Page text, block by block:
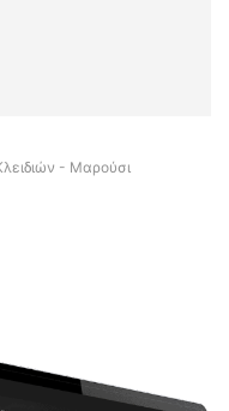
- Μαρούσι